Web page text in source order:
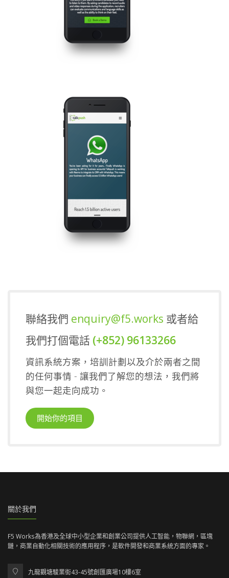
聯絡我們 enquiry@f5.works 或者給
我們打個電話 (+852) 96133266
資訊系統方案，培訓計劃以及介於兩者之間
的任何事情 - 讓我們了解您的想法，我們將
與您一起走向成功。
開始你的項目
關於我們
F5 Works為香港及全球中小型企業和創業公司提供人工智能，物聯網，區塊
鏈，商業自動化相關技術的應用程序，是軟件開發和商業系統方面的專家。
九龍觀塘駿業街43-45號創匯廣場10樓6室